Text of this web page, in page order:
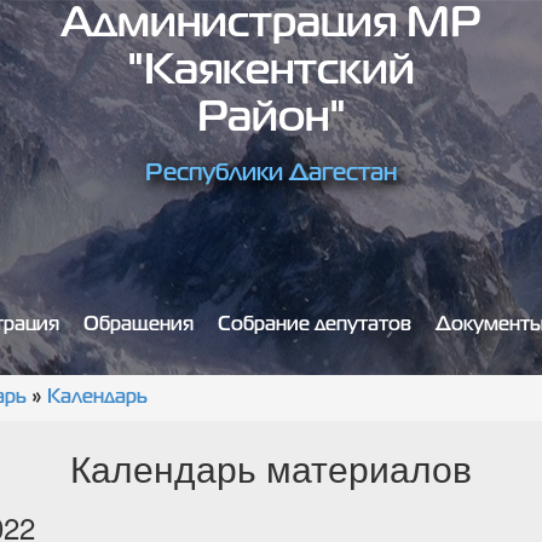
Администрация МР
"Каякентский
Район"
Республики Дагестан
Обращения Собрание депутатов
» Календарь
Календарь материалов